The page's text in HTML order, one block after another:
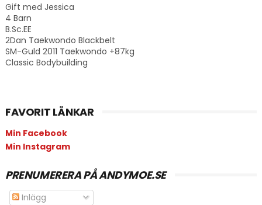
Gift med Jessica
4 Barn
B.Sc.EE
2Dan Taekwondo Blackbelt
SM-Guld 2011 Taekwondo +87kg
Classic Bodybuilding
FAVORIT LÄNKAR
Min Facebook
Min Instagram
PRENUMERERA PÅ ANDYMOE.SE
Inlägg